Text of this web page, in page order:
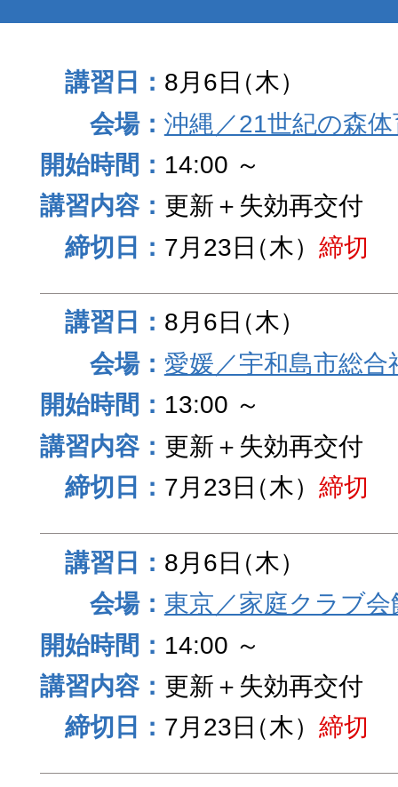
8月6日（木）
沖縄／21世紀の森
14:00 ～
更新＋失効再交付
7月23日（木） 締切
8月6日（木）
愛媛／宇和島市総
13:00 ～
更新＋失効再交付
7月23日（木） 締切
8月6日（木）
東京／家庭クラブ
14:00 ～
更新＋失効再交付
7月23日（木） 締切